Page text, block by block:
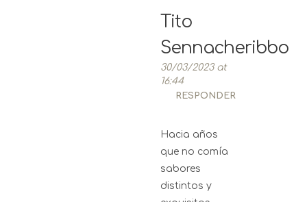
Tito
Sennacheribbo
30/03/2023 at
16:44
RESPONDER
Hacia años
que no comía
sabores
distintos y